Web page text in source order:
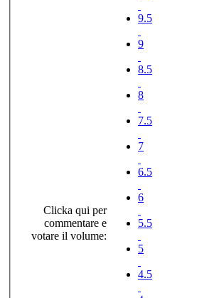
Clicka qui per
commentare e
votare il volume:
9.5
9
8.5
8
7.5
7
6.5
6
5.5
5
4.5